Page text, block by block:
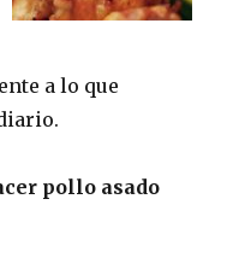
a lo que
pollo asado